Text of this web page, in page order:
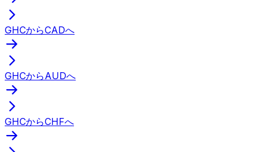
GHCからCADへ
GHCからAUDへ
GHCからCHFへ